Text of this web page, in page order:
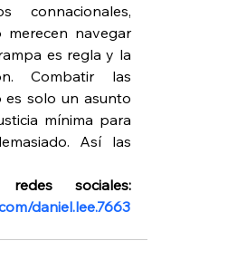
connacionales,
merecen navegar
es regla y la
Combatir las
es solo un asunto
mínima para
Así las
Sígueme en mis redes sociales:
daniel.lee.7663